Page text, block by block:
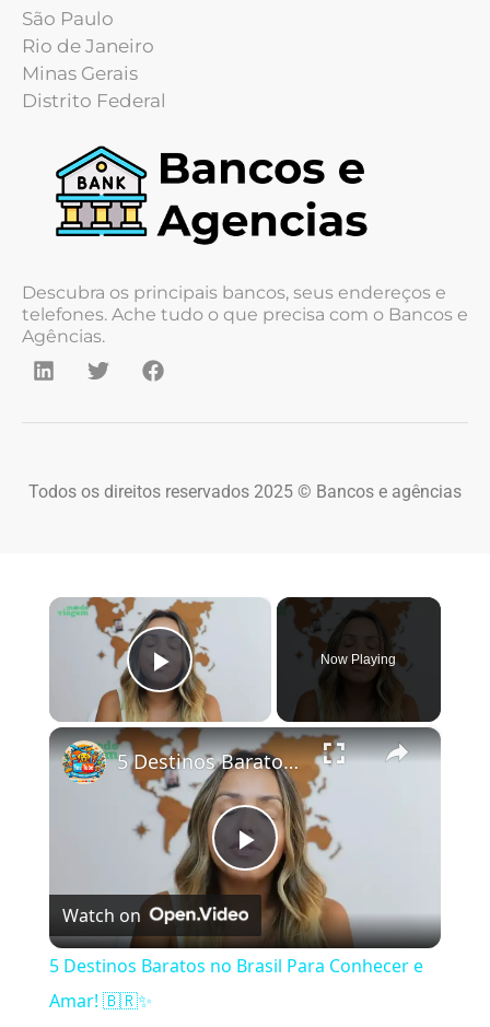
São Paulo
Rio de Janeiro
Minas Gerais
Distrito Federal
Descubra os principais bancos, seus endereços e
telefones. Ache tudo o que precisa com o Bancos e
Agências.
Todos os direitos reservados 2025 © Bancos e agências
×
Play Video
Now Playing
×
Play Video
5 Destinos Baratos no Brasil Para Conhecer e Amar! 🇧🇷✨
Watch on
5 Destinos Baratos no Brasil Para Conhecer e
Amar! 🇧🇷✨